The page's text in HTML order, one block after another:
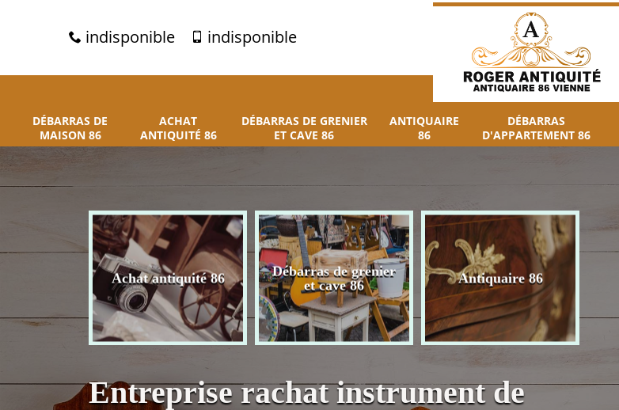
indisponible indisponible
DÉBARRAS DE
MAISON 86
ACHAT
ANTIQUITÉ 86
DÉBARRAS DE GRENIER
ET CAVE 86
ANTIQUAIRE
86
DÉBARRAS
D'APPARTEMENT 86
Achat antiquité 86
Débarras de grenier
et cave 86
Antiquaire 86
Entreprise rachat instrument de